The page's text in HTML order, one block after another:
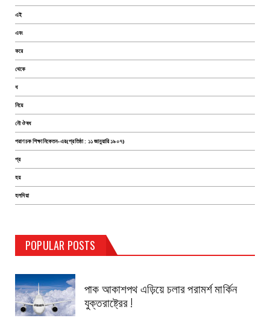
এই
এবং
করে
থেকে
ধ
নিয়ে
নৌ ঔষধ
পরাণচক শিক্ষানিকেতন-এর(প্রতিষ্ঠা : ১১ জানুয়ারি ১৯০৭)
প্র
হয়
হলদিয়া
POPULAR POSTS
TEST PAGE
August 14, 2019
পাক আকাশপথ এড়িয়ে চলার পরামর্শ মার্কিন
যুক্তরাষ্ট্রের !